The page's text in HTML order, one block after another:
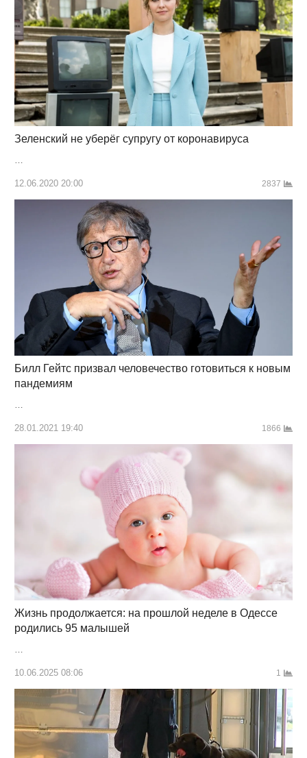
Зеленский не уберёг супругу от коронавируса
12.06.2020 20:00 2837
Билл Гейтс призвал человечество готовиться к новым
пандемиям
…
28.01.2021 19:40 1866
Жизнь продолжается: на прошлой неделе в Одессе
родились 95 малышей
…
10.06.2025 08:06 1